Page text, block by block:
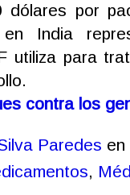
dólares por
en India
utiliza para
contra los
Paredes en
,